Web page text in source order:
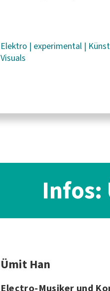
Elektro | experimental |
Visuals
Infos:
Ümit Han
Electro-Musiker und